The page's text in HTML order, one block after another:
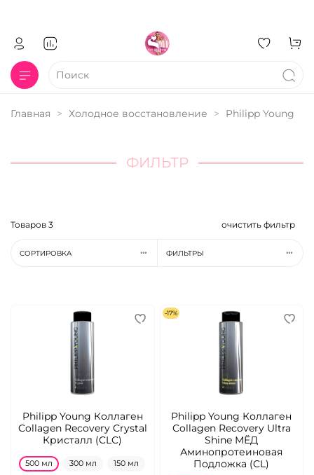
Главная Холодное восстановление Philipp Young
ФИЛЬТР
Товаров 3 очистить фильтр
СОРТИРОВКА ФИЛЬТРЫ
Philipp Young Коллаген
Collagen Recovery Crystal
Кристалл (CLC)
500 мл 300 мл 150 мл
-17%
Philipp Young Коллаген
Collagen Recovery Ultra
Shine МЁД
Аминопротеиновая
Подложка (CL)